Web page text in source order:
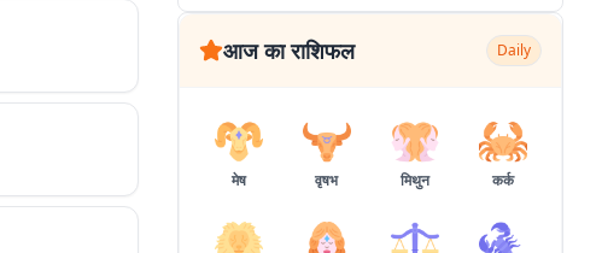
आज का राशिफल Daily
मेष वृषभ मिथुन कर्क